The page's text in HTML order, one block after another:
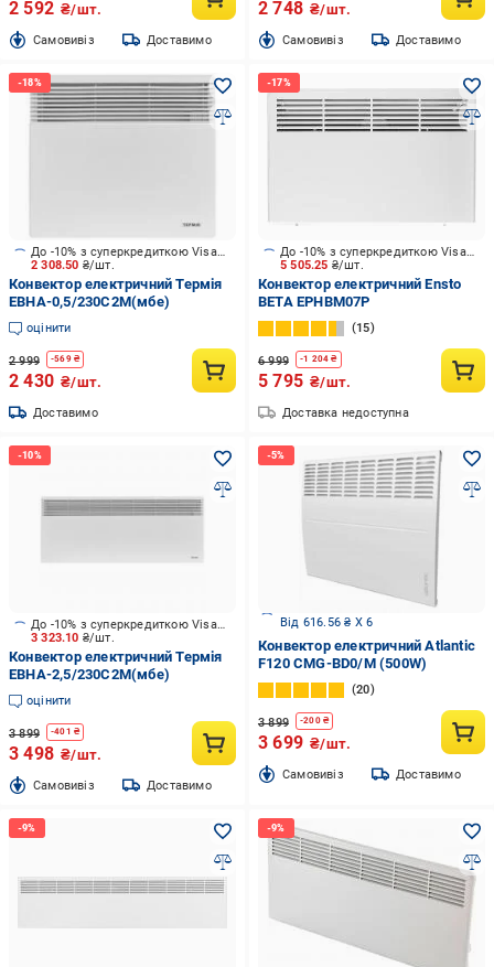
2 592 ₴/шт.
Cамовивіз Доставимо
2 748 ₴/шт.
Cамовивіз Доставимо
2 308.50 ₴/шт.
До -10% з суперкредиткою Visa Вигода
Конвектор електричний Термія
ЕВНА-0,5/230С2M(мбе)
оцінити
2 999 -569₴
2 430 ₴/шт.
Доставимо
5 505.25 ₴/шт.
До -10% з суперкредиткою Visa Вигода
Конвектор електричний Ensto
BETA EPHBM07P
15
6 999 -1 204 ₴
5 795 ₴/шт.
Доставка недоступна
3 323.10 ₴/шт.
До -10% з суперкредиткою Visa Вигода
Конвектор електричний Термія
ЕВНА-2,5/230С2M(мбе)
оцінити
3 899 -401 ₴
3 498 ₴/шт.
Cамовивіз Доставимо
Від 616.56 ₴ X 6
Конвектор електричний Atlantic
F120 CMG-BD0/M (500W)
20
3 899 -200₴
3 699 ₴/шт.
Cамовивіз Доставимо